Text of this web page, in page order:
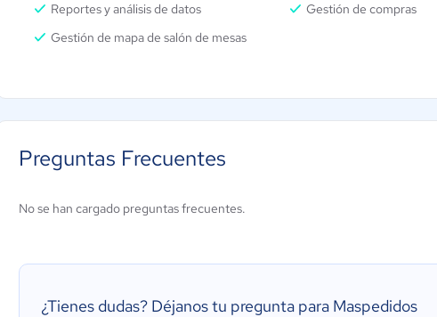
Reportes y análisis de datos
Gestión de compras
Gestión de mapa de salón de mesas
Preguntas Frecuentes
No se han cargado preguntas frecuentes.
¿Tienes dudas? Déjanos tu pregunta para Maspedidos